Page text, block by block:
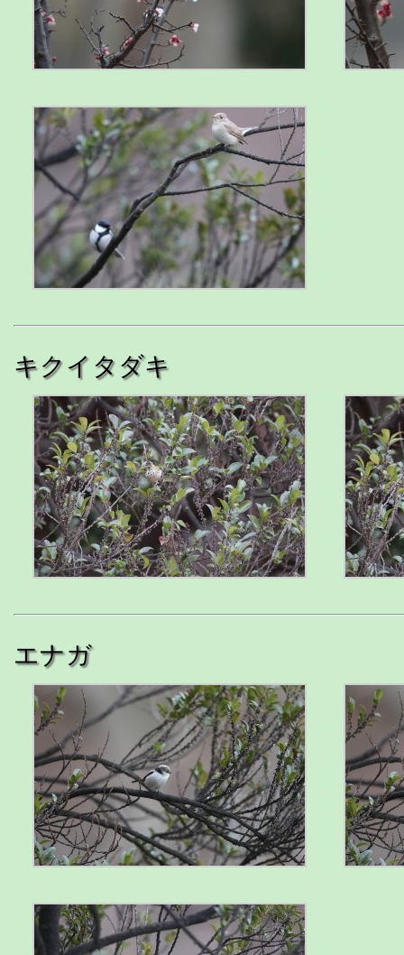
キクイタダキ
エナガ